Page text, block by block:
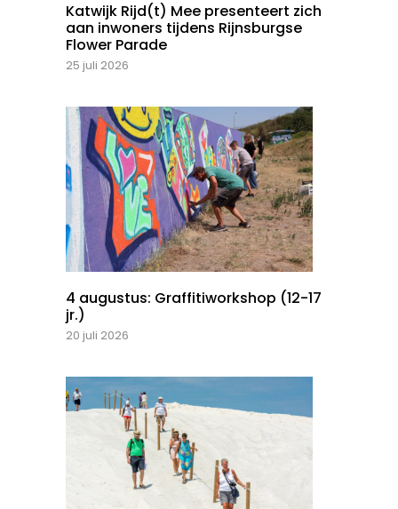
Katwijk Rijd(t) Mee presenteert zich
aan inwoners tijdens Rijnsburgse
Flower Parade
25 juli 2026
4 augustus: Graffitiworkshop (12-17
jr.)
20 juli 2026